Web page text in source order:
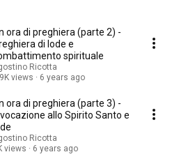
ora di preghiera (parte 2) -
di lode e
spirituale
Ricotta
views
6 years ago
ora di preghiera (parte 3) -
allo Spirito Santo e
Ricotta
views
6 years ago